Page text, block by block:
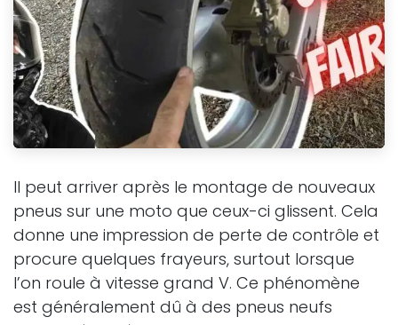
Il peut arriver après le montage de nouveaux
pneus sur une moto que ceux-ci glissent. Cela
donne une impression de perte de contrôle et
procure quelques frayeurs, surtout lorsque
l’on roule à vitesse grand V. Ce phénomène
est généralement dû à des pneus neufs